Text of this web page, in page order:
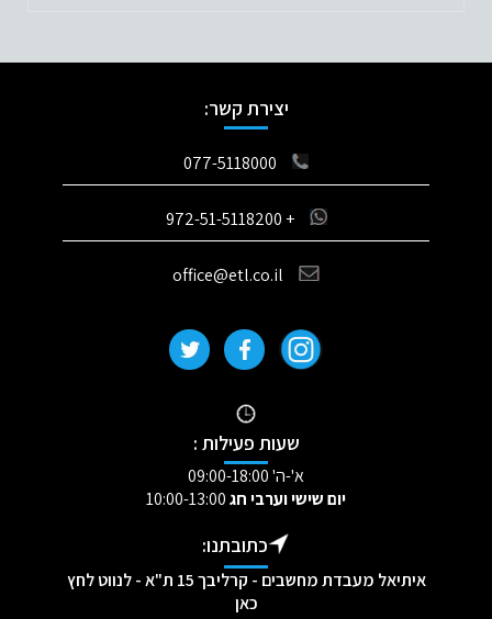
יצירת קשר:
077-5118000
+ 972-51-5118200
office@etl.co.il
שעות פעילות :
א'-ה' 09:00-18:00
יום שישי וערבי חג
כתובתנו:
איתיאל מעבדת מחשבים - קרליבך 15 ת"א - לנווט לחץ
כאן